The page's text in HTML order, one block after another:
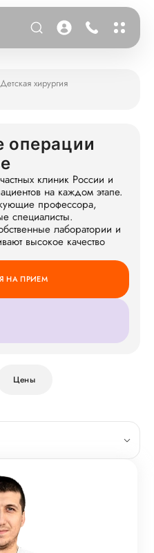
Детская хирургия
операции
клиник России и
на каждом этапе.
профессора,
специалисты.
лаборатории и
высокое качество
НА ПРИЕМ
Цены